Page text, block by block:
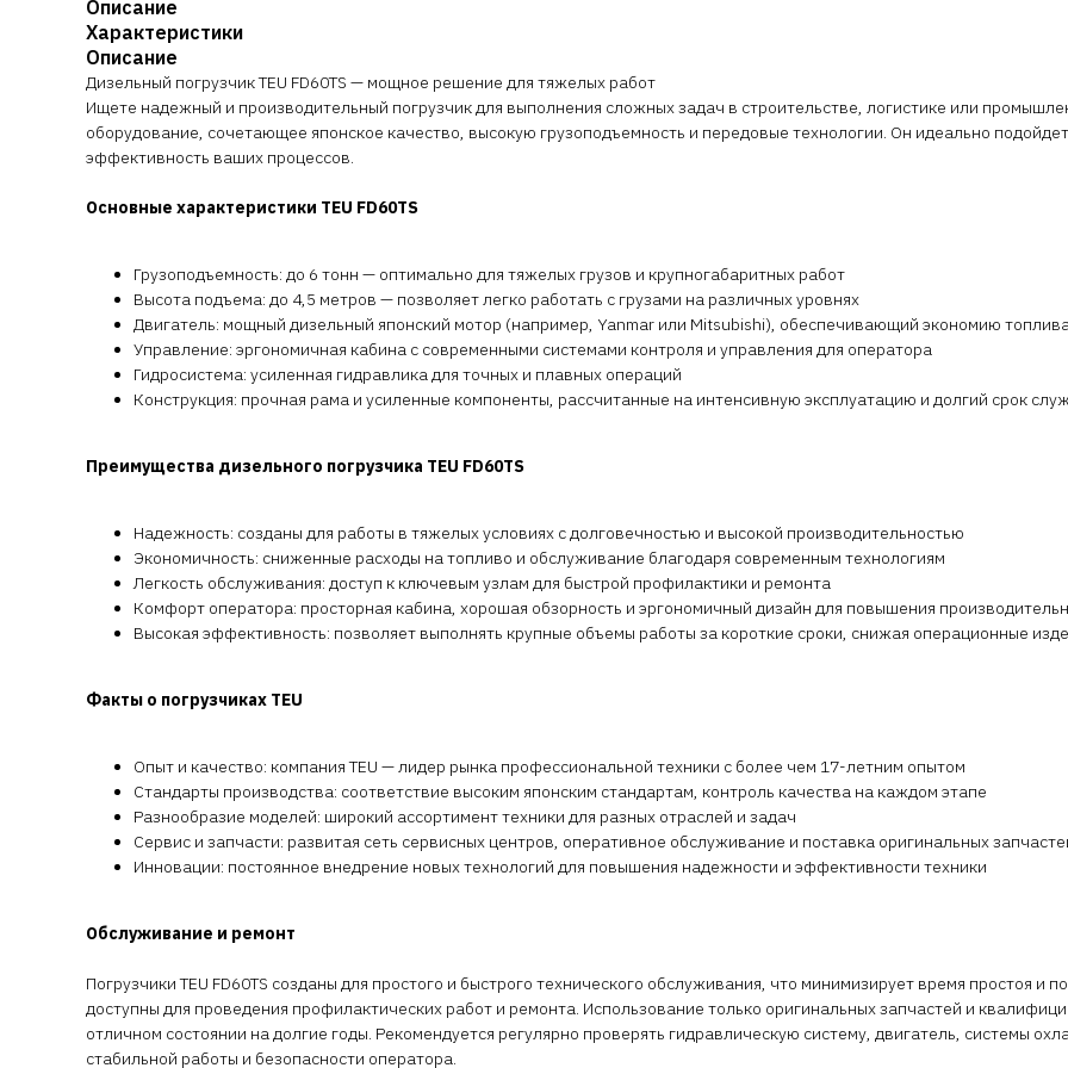
Описание
Характеристики
Описание
Дизельный погрузчик TEU FD60TS — мощное решение для тяжелых работ
Ищете надежный и производительный погрузчик для выполнения сложных задач в строительстве, логистике или
оборудование, сочетающее японское качество, высокую грузоподъемность и передовые технологии. Он идеально
эффективность ваших процессов.
Основные характеристики TEU FD60TS
Грузоподъемность: до 6 тонн — оптимально для тяжелых грузов и крупногабаритных работ
Высота подъема: до 4,5 метров — позволяет легко работать с грузами на различных уровнях
Двигатель: мощный дизельный японский мотор (например, Yanmar или Mitsubishi), обеспечивающий экономию
Управление: эргономичная кабина с современными системами контроля и управления для оператора
Гидросистема: усиленная гидравлика для точных и плавных операций
Конструкция: прочная рама и усиленные компоненты, рассчитанные на интенсивную эксплуатацию и долгий срок
Преимущества дизельного погрузчика TEU FD60TS
Надежность: созданы для работы в тяжелых условиях с долговечностью и высокой производительностью
Экономичность: сниженные расходы на топливо и обслуживание благодаря современным технологиям
Легкость обслуживания: доступ к ключевым узлам для быстрой профилактики и ремонта
Комфорт оператора: просторная кабина, хорошая обзорность и эргономичный дизайн для повышения
Высокая эффективность: позволяет выполнять крупные объемы работы за короткие сроки, снижая операционные
Факты о погрузчиках TEU
Опыт и качество: компания TEU — лидер рынка профессиональной техники с более чем 17-летним опытом
Стандарты производства: соответствие высоким японским стандартам, контроль качества на каждом этапе
Разнообразие моделей: широкий ассортимент техники для разных отраслей и задач
Сервис и запчасти: развитая сеть сервисных центров, оперативное обслуживание и поставка оригинальных
Инновации: постоянное внедрение новых технологий для повышения надежности и эффективности техники
Обслуживание и ремонт
Погрузчики TEU FD60TS созданы для простого и быстрого технического обслуживания, что минимизирует время простоя
доступны для проведения профилактических работ и ремонта. Использование только оригинальных запчастей и
отличном состоянии на долгие годы. Рекомендуется регулярно проверять гидравлическую систему, двигатель, системы
стабильной работы и безопасности оператора.